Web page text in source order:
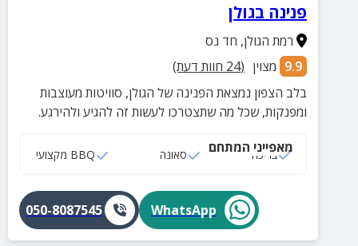
פנינה בגולן
רמת הגולן, חד נס
9.9 מצוין (
24 חוות דעת)
בלב הצפון נמצאת הפנינה של הגולן, סוויטות מעוצבות
ומפנקות, שכל מה שתצטרכו לעשות זה להגיע ולהירגע.
מאפייני המתחם
בריכה סאונה BBQ מקצועי
WhatsApp
050-8087545